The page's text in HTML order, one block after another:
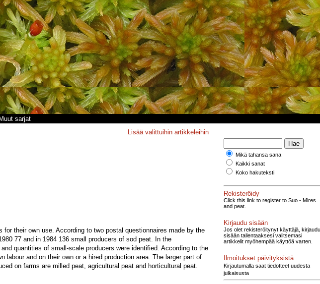
Muut sarjat
Lisää valittuihin artikkeleihin
their own use. According to two postal questionnaires made by the
77 and in 1984 136 small producers of sod peat. In the
quantities of small-scale producers were identified. According to the
and on their own or a hired production area. The larger part of
on farms are milled peat, agricultural peat and horticultural peat.
Mikä tahansa sana
Kaikki sanat
Koko hakuteksti
Rekisteröidy
Click this link to register to Suo - Mires
and peat.
Kirjaudu sisään
Jos olet rekisteröitynyt käyttäjä, kirjaudu
sisään tallentaaksesi valitsemasi
artikkelit myöhempää käyttöä varten.
Ilmoitukset päivityksistä
Kirjautumalla saat tiedotteet uudesta
julkaisusta